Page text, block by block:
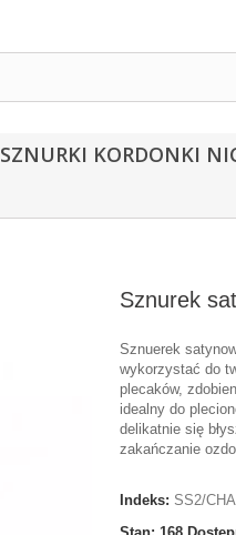
SZNURKI KORDONKI
Sznurek
Sznuerek
wykorzystać do
plecaków,
idealny do
delikatnie się
zakańczanie
Indeks: SS2/